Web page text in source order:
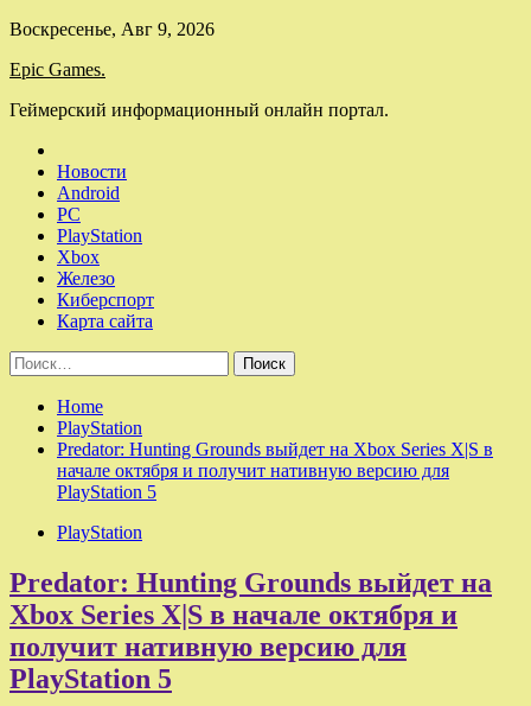
Skip
content
Воскресенье, Авг 9, 2026
Epic Games.
Геймерский информационный онлайн портал.
Новости
Android
PC
PlayStation
Xbox
Железо
Киберспорт
Карта сайта
Найти:
Home
PlayStation
Predator: Hunting Grounds выйдет на Xbox Series X|S в
начале октября и получит нативную версию для
PlayStation 5
PlayStation
Predator: Hunting Grounds выйдет на
Xbox Series X|S в начале октября и
получит нативную версию для
PlayStation 5